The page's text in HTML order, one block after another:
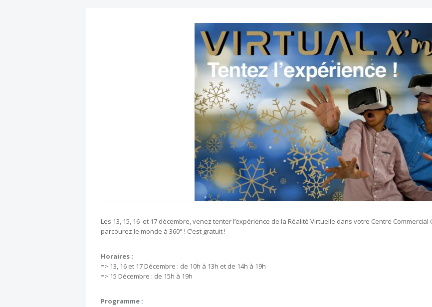
Les 13, 15, 16 et 17 décembre, venez tenter l’expérience de la Réalité Virtuelle dans votre Centre
parcourez le monde à 360° ! C’est gratuit !
Horaires :
=> 13, 16 et 17 Décembre : de 10h à 13h et de 14h à 19h
=> 15 Décembre : de 15h à 19h
Programme :